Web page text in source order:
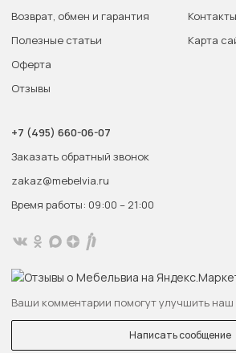
Возврат, обмен и гарантия
Полезные статьи
Оферта
Отзывы
Контакты
Карта
+7 (495) 660-06-07
Заказать обратный звонок
zakaz@mebelvia.ru
Время работы: 09:00 – 21:00
Ваши комментарии помогут улучшить наш
Написать сообщение